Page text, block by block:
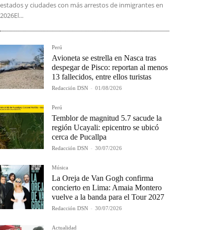
estados y ciudades con más arrestos de inmigrantes en
2026El...
Perú
Avioneta se estrella en Nasca tras
despegar de Pisco: reportan al menos
13 fallecidos, entre ellos turistas
Redacción DSN - 01/08/2026
Perú
Temblor de magnitud 5.7 sacude la
región Ucayali: epicentro se ubicó
cerca de Pucallpa
Redacción DSN - 30/07/2026
Música
La Oreja de Van Gogh confirma
concierto en Lima: Amaia Montero
vuelve a la banda para el Tour 2027
Redacción DSN - 30/07/2026
Actualidad